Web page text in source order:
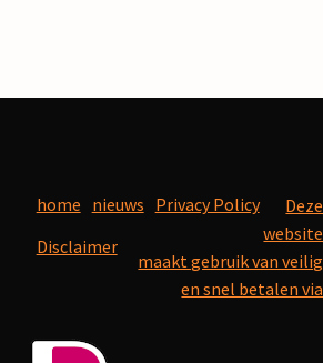
home nieuws Privacy Policy
Disclaimer
Deze
website
maakt gebruik van veilig
en snel betalen via